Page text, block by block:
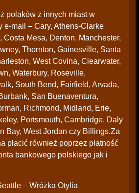
polaków z innych miast w
e-mail – Cary, Athens-Clarke
Costa Mesa, Denton, Manchester,
Thornton, Gainesville, Santa
West Covina, Clearwater,
Waterbury, Roseville,
South Bend, Fairfield, Arvada,
San Buenaventura,
Richmond, Midland, Erie,
Portsmouth, Cambridge, Daly
Bay, West Jordan czy Billings.Za
płacić również poprzez płatność
bankowego polskiego jak i
– Wróżka Otylia